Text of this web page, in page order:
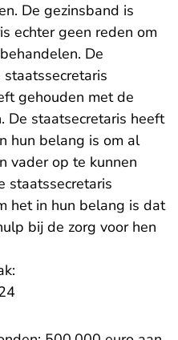
De gezinsband is
echter geen reden om
De
gehouden met de
De staatsecretaris heeft
hun belang is om al
vader op te kunnen
staatssecretaris
het in hun belang is dat
bij de zorg voor hen
- U verlaat